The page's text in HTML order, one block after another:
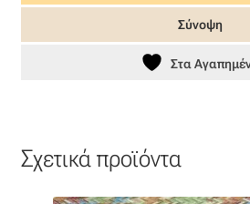
40,00 €. είναι:
32,00
Σύνοψη
Στα
Σχετικά προϊόντα